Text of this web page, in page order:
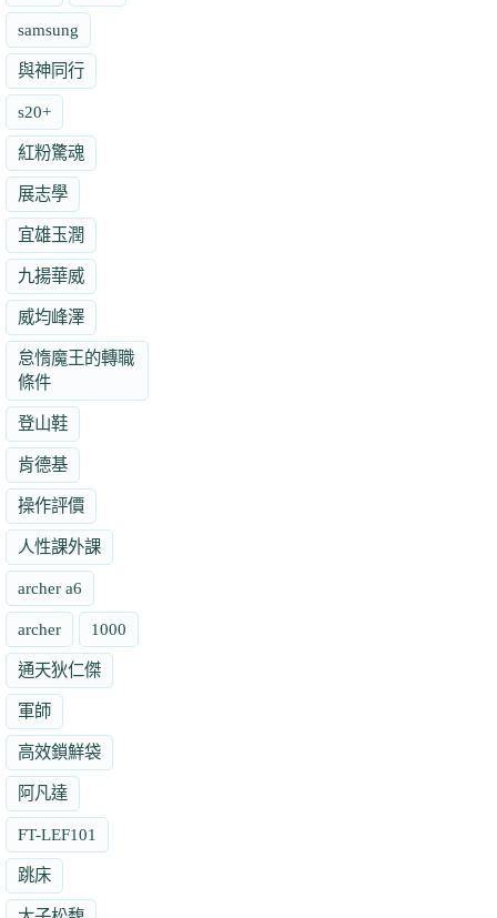
samsung
與神同行
s20+
紅粉驚魂
展志學
宜雄玉潤
九揚華威
威均峰澤
怠惰魔王的轉職
條件
登山鞋
肯德基
操作評價
人性課外課
archer a6
archer 1000
通天狄仁傑
軍師
高效鎖鮮袋
阿凡達
FT-LEF101
跳床